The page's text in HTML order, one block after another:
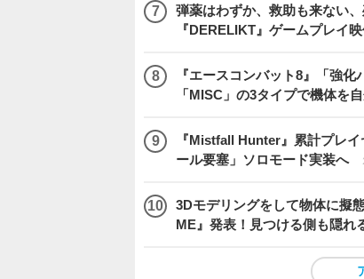
弾薬はわずか、救助も来ない
『DERELIKT』ゲームプレイ
『エースコンバット8』「強
「MISC」の3タイプで機体を
『Mistfall Hunter』累計プレ
ール要塞」ソロモード実装へ
3Dモデリングをして物体に擬
ME』発表！見つける側も隠れ